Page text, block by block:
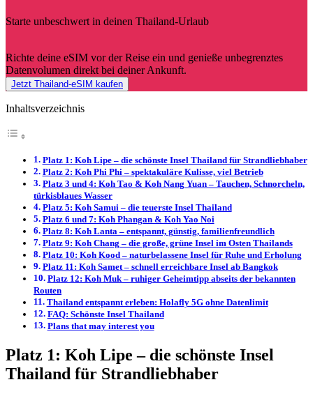
Starte unbeschwert in deinen Thailand-Urlaub
Richte deine eSIM vor der Reise ein und genieße unbegrenztes
Datenvolumen direkt bei deiner Ankunft.
Jetzt Thailand-eSIM kaufen
Inhaltsverzeichnis
Platz 1: Koh Lipe – die schönste Insel Thailand für Strandliebhaber
Platz 2: Koh Phi Phi – spektakuläre Kulisse, viel Betrieb
Platz 3 und 4: Koh Tao & Koh Nang Yuan – Tauchen, Schnorcheln,
türkisblaues Wasser
Platz 5: Koh Samui – die teuerste Insel Thailand
Platz 6 und 7: Koh Phangan & Koh Yao Noi
Platz 8: Koh Lanta – entspannt, günstig, familienfreundlich
Platz 9: Koh Chang – die große, grüne Insel im Osten Thailands
Platz 10: Koh Kood – naturbelassene Insel für Ruhe und Erholung
Platz 11: Koh Samet – schnell erreichbare Insel ab Bangkok
Platz 12: Koh Muk – ruhiger Geheimtipp abseits der bekannten
Routen
Thailand entspannt erleben: Holafly 5G ohne Datenlimit
FAQ: Schönste Insel Thailand
Plans that may interest you
Platz 1: Koh Lipe – die schönste Insel
Thailand für Strandliebhaber